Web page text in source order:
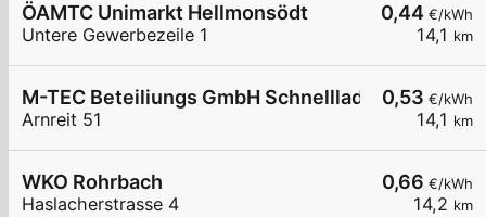
0,44 €/kWh
14,1 km
ÖAMTC Unimarkt Hellmonsödt
Untere Gewerbezeile 1
0,53 €/kWh
14,1 km
M-TEC Beteiliungs GmbH Schnellladestation
Arnreit 51
0,66 €/kWh
14,2 km
WKO Rohrbach
Haslacherstrasse 4